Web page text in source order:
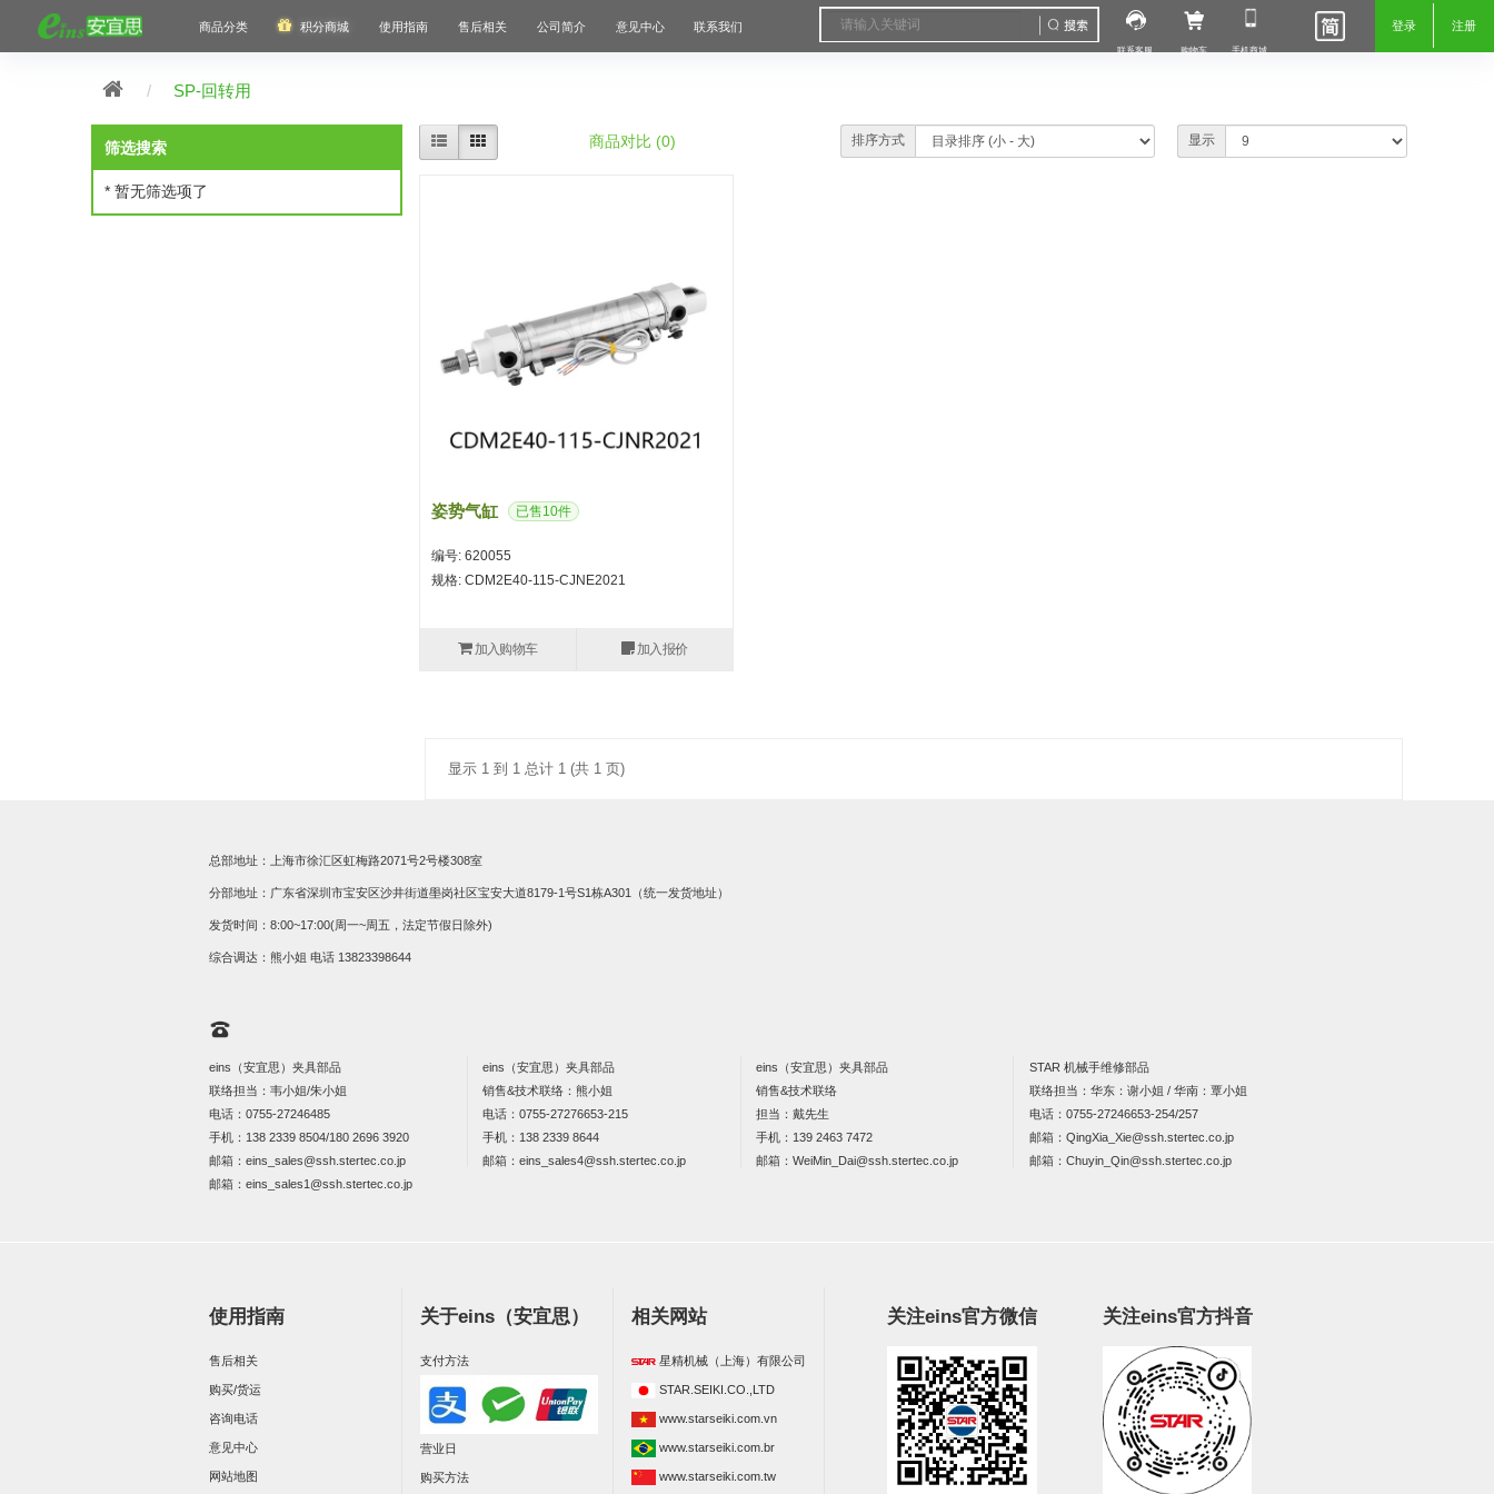
商品分类 积分商城 使用指南 售后相关 公司简介 意见中心 联系我们
联系客服 购物车 手机商城
登录 注册
SP-回转用
筛选搜索
* 暂无筛选项了
商品对比 (0) 排序方式 显示
姿势气缸 已售10件
编号: 620055
规格: CDM2E40-115-CJNE2021
加入购物车 加入报价
显示 1 到 1 总计 1 (共 1 页)
总部地址：上海市徐汇区虹梅路2071号2号楼308室
分部地址：广东省深圳市宝安区沙井街道壆岗社区宝安大道8179-1号S1栋A301（统一发货地址）
发货时间：8:00~17:00(周一~周五，法定节假日除外)
综合调达：熊小姐 电话 13823398644
eins（安宜思）夹具部品
联络担当：韦小姐/朱小姐
电话：0755-27246485
手机： 138 2339 8504/180 2696 3920
邮箱：eins_sales@ssh.stertec.co.jp
邮箱：eins_sales1@ssh.stertec.co.jp
eins（安宜思）夹具部品
销售&技术联络：熊小姐
电话：0755-27276653-215
手机： 138 2339 8644
邮箱：eins_sales4@ssh.stertec.co.jp
eins（安宜思）夹具部品
销售&技术联络
担当：戴先生
手机： 139 2463 7472
邮箱： WeiMin_Dai@ssh.stertec.co.jp
STAR 机械手维修部品
联络担当：华东：谢小姐 / 华南：覃小姐
电话： 0755-27246653-254/257
邮箱： QingXia_Xie@ssh.stertec.co.jp
邮箱： Chuyin_Qin@ssh.stertec.co.jp
使用指南
售后相关
购买/货运
咨询电话
意见中心
网站地图
关于eins（安宜思）
支付方法
营业日
购买方法
相关网站
星精机械（上海）有限公司
STAR.SEIKI.CO.,LTD
www.starseiki.com.vn
www.starseiki.com.br
www.starseiki.com.tw
关注eins官方抖音
关注eins官方微信